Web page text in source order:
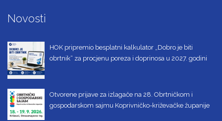
Novosti
HOK pripremio besplatni kalkulator „Dobro je biti
obrtnik“ za procjenu poreza i doprinosa u 2027. godini
Otvorene prijave za izlagače na 28. Obrtničkom i
gospodarskom sajmu Koprivničko-križevačke županije